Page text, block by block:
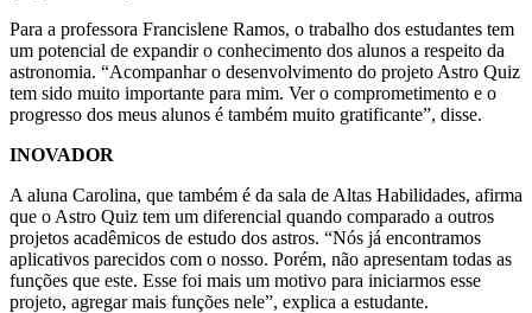
Para a professora Francislene Ramos, o trabalho dos estudantes tem
um potencial de expandir o conhecimento dos alunos a respeito da
astronomia. “Acompanhar o desenvolvimento do projeto Astro Quiz
tem sido muito importante para mim. Ver o comprometimento e o
progresso dos meus alunos é também muito gratificante”, disse.
INOVADOR
A aluna Carolina, que também é da sala de Altas Habilidades, afirma
que o Astro Quiz tem um diferencial quando comparado a outros
projetos acadêmicos de estudo dos astros. “Nós já encontramos
aplicativos parecidos com o nosso. Porém, não apresentam todas as
funções que este. Esse foi mais um motivo para iniciarmos esse
projeto, agregar mais funções nele”, explica a estudante.